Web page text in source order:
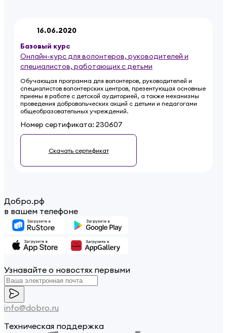
16.06.2020
Базовый курс
Онлайн-курс для волонтеров, руководителей и
специалистов, работающих с детьми
Обучающая программа для волонтеров, руководителей и
специалистов волонтерских центров, презентующая основные
приемы в работе с детской аудиторией, а также механизмы
проведения добровольческих акций с детьми и педагогами
общеобразовательных учреждений.
Номер сертификата: 230607
Скачать сертификат
Добро.рф
в вашем телефоне
Узнавайте о новостях первыми
info@dobro.ru
Техническая поддержка